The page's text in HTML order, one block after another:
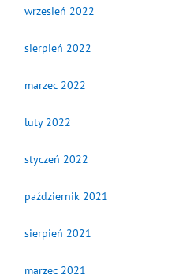
wrzesień 2022
sierpień 2022
marzec 2022
luty 2022
styczeń 2022
październik 2021
sierpień 2021
marzec 2021